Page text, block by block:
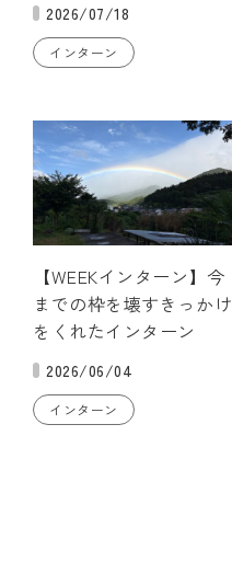
2026/07/18
インターン
【WEEKインターン】今
までの枠を壊すきっかけ
をくれたインターン
2026/06/04
インターン